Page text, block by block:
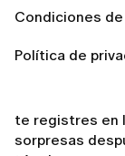
Condiciones
Política de
Algo a tener en
al menos 24
Todos los
te registres en
sorpresas